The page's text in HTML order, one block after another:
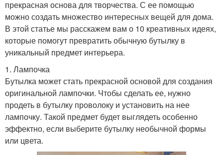
прекрасная основа для творчества. С ее помощью
можно создать множество интересных вещей для дома.
В этой статье мы расскажем вам о 10 креативных идеях,
которые помогут превратить обычную бутылку в
уникальный предмет интерьера.
1. Лампочка
Бутылка может стать прекрасной основой для создания
оригинальной лампочки. Чтобы сделать ее, нужно
продеть в бутылку проволоку и установить на нее
лампочку. Такой предмет будет выглядеть особенно
эффектно, если выберите бутылку необычной формы
или цвета.